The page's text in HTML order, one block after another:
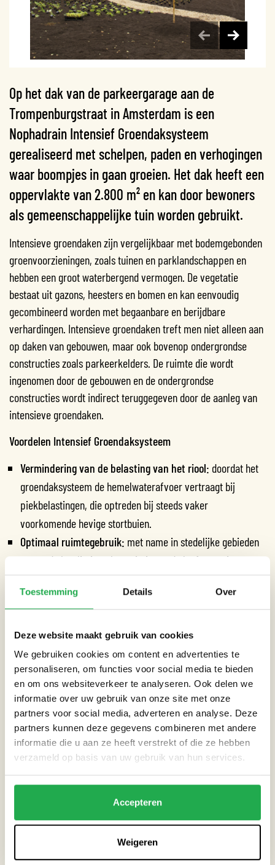
Toestemming Details Over
Deze website maakt gebruik van cookies
We gebruiken cookies om content en advertenties te
personaliseren, om functies voor social media te bieden
en om ons websiteverkeer te analyseren. Ook delen we
informatie over uw gebruik van onze site met onze
partners voor social media, adverteren en analyse. Deze
partners kunnen deze gegevens combineren met andere
informatie die u aan ze heeft verstrekt of die ze hebben
verzameld op basis van uw gebruik van hun services.
Accepteren
Weigeren
Op het dak van de parkeergarage aan de
Trompenburgstraat in Amsterdam is een
Nophadrain Intensief Groendaksysteem
gerealiseerd met schelpen, paden en verhogingen
waar boompjes in gaan groeien. Het dak heeft een
oppervlakte van 2.800 m² en kan door bewoners
als gemeenschappelijke tuin worden gebruikt.
Intensieve groendaken zijn vergelijkbaar met bodemgebonden
groenvoorzieningen, zoals tuinen en parklandschappen en
hebben een groot waterbergend vermogen. De vegetatie
bestaat uit gazons, heesters en bomen en kan eenvoudig
gecombineerd worden met begaanbare en berijdbare
verhardingen. Intensieve groendaken treft men niet alleen aan
op daken van gebouwen, maar ook bovenop ondergrondse
constructies zoals parkeerkelders. De ruimte die wordt
ingenomen door de gebouwen en de ondergrondse
constructies wordt indirect teruggegeven door de aanleg van
intensieve groendaken.
Voordelen Intensief Groendaksysteem
Vermindering van de belasting van het riool: doordat het
groendaksysteem de hemelwaterafvoer vertraagt bij
piekbelastingen, die optreden bij steeds vaker
voorkomende hevige stortbuien.
Optimaal ruimtegebruik: met name in stedelijke gebieden
neemt de kwaliteit en kwantiteit van de leefomgeving toe
door het toepassen van gestapeld ruimtegebruik.
Tegengaan van het hitte-eilandeffect:
in tegenstelling tot
volledig om in warmte-energie, maar in waterdamp. Dit
zorgt voor een verkoelend effect op de leefomgeving.
Bescherming dakbedekkingssysteem:de schadelijke
invloed van zonlicht en regen bereiken het
dakbedekkingssysteem midner snel door de vegetatie
waardoor het dakbedekkingssysteem wordt beschermd en
een langere levensduur krijgt.
Locatie: Trompenburgstraat, Amsterdam.